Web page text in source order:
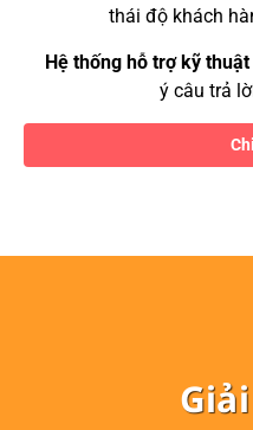
thái độ khách
Hệ thống hỗ trợ kỹ
ý câu trả